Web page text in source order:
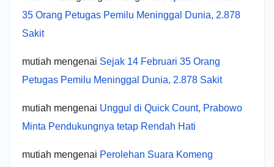
35 Orang Petugas Pemilu Meninggal Dunia, 2.878
Sakit
mutiah mengenai Sejak 14 Februari 35 Orang
Petugas Pemilu Meninggal Dunia, 2.878 Sakit
mutiah mengenai Unggul di Quick Count, Prabowo
Minta Pendukungnya tetap Rendah Hati
mutiah mengenai Perolehan Suara Komeng